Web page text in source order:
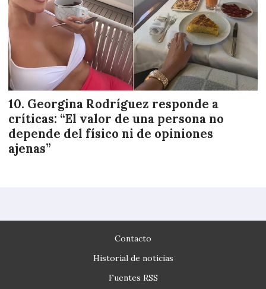
Georgina Rodríguez responde a
críticas: “El valor de una persona no
depende del físico ni de opiniones
ajenas”
Contacto
Historial de noticias
Fuentes RSS